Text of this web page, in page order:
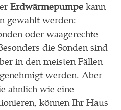
Erdwärmepumpe kann
gewählt werden:
oder waagerechte
die Sonden sind
in den meisten Fällen
werden. Aber
ähnlich wie eine
können Ihr Haus